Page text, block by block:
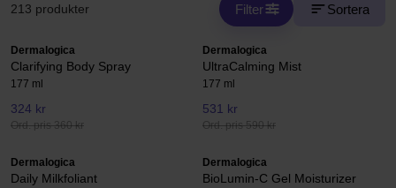
213 produkter Filter Sortera
Dermalogica
Clarifying Body Spray
177 ml
324 kr
Ord. pris 360 kr
Dermalogica
UltraCalming Mist
177 ml
531 kr
Ord. pris 590 kr
Dermalogica
Daily Milkfoliant
Dermalogica
BioLumin-C Gel Moisturizer